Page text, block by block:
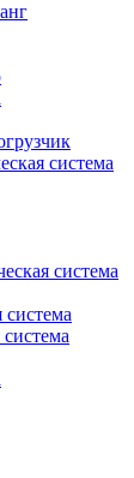
система
система